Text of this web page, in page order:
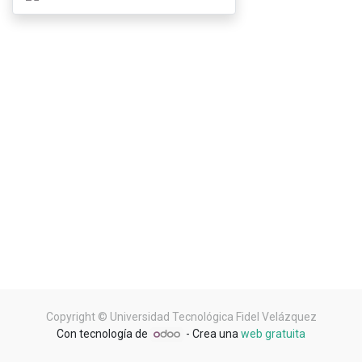
Copyright © Universidad Tecnológica Fidel Velázquez
Con tecnología de
- Crea una web gratuita